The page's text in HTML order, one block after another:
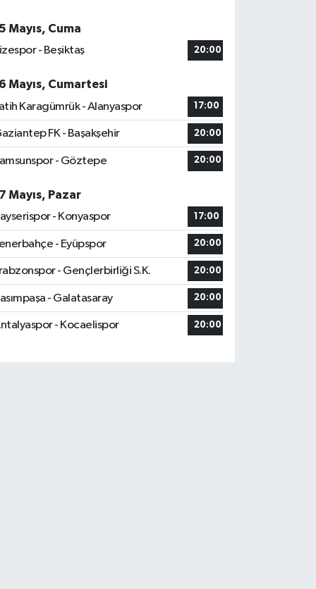
Mayıs, Cuma
- Beşiktaş
20:00
Mayıs, Cumartesi
Karagümrük - Alanyaspor
17:00
FK - Başakşehir 20:00
- Göztepe 20:00
Mayıs, Pazar
- Konyaspor
17:00
- Eyüpspor 20:00
- Gençlerbirliği S.K. 20:00
- Galatasaray 20:00
- Kocaelispor 20:00